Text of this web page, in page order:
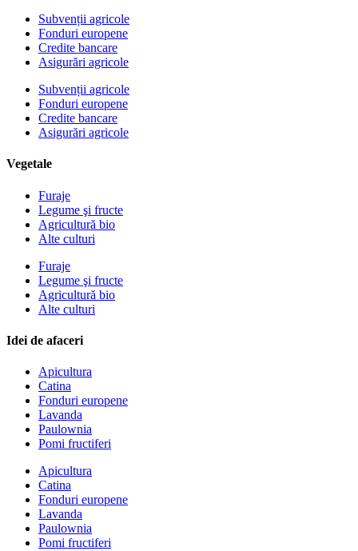
Subvenții agricole
Fonduri europene
Credite bancare
Asigurări agricole
Subvenții agricole
Fonduri europene
Credite bancare
Asigurări agricole
Vegetale
Furaje
Legume şi fructe
Agricultură bio
Alte culturi
Furaje
Legume şi fructe
Agricultură bio
Alte culturi
Idei de afaceri
Apicultura
Catina
Fonduri europene
Lavanda
Paulownia
Pomi fructiferi
Apicultura
Catina
Fonduri europene
Lavanda
Paulownia
Pomi fructiferi